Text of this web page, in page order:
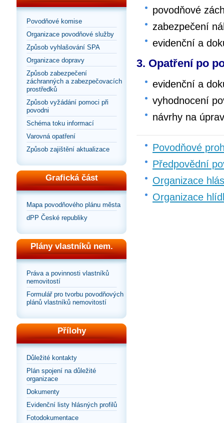
Povodňové komise
Organizace povodňové služby
Způsob vyhlašování SPA
Organizace dopravy
Způsob zabezpečení
záchranných a zabezpečovacích
prostředků
Způsob vyžádání pomoci při
povodni
Schéma toku informací
Varovná opatření
Způsob zajištění aktualizace
Grafická část
Mapa povodňového plánu města
dPP České republiky
Plány vlastníků nem.
Práva a povinnosti vlastníků
nemovitostí
Formulář pro tvorbu povodňových
plánů vlastníků nemovitostí
Přílohy
Důležité kontakty
Plán spojení na důležité
organizace
Dokumenty
Evidenční listy hlásných profilů
Fotodokumentace
povodňové
zabezpečení
evidenční a
3. Opatření po
evidenční a
vyhodnocení
návrhy na
Povodňové
Předpovědní
Organizace
Organizace